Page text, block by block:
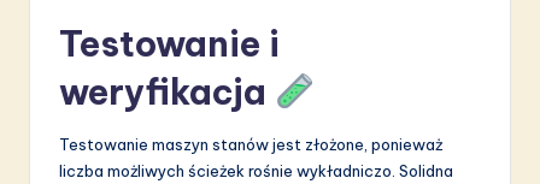
Testowanie i
weryfikacja
Testowanie maszyn stanów jest złożone, ponieważ
liczba możliwych ścieżek rośnie wykładniczo. Solidna